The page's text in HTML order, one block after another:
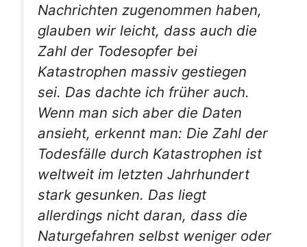
Nachrichten zugenommen haben,
glauben wir leicht, dass auch die
Zahl der Todesopfer bei
Katastrophen massiv gestiegen
sei. Das dachte ich früher auch.
Wenn man sich aber die Daten
ansieht, erkennt man: Die Zahl der
Todesfälle durch Katastrophen ist
weltweit im letzten Jahrhundert
stark gesunken. Das liegt
allerdings nicht daran, dass die
Naturgefahren selbst weniger oder